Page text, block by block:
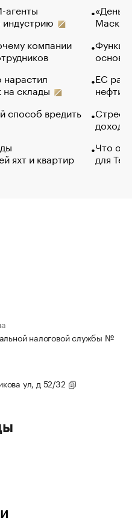
агенты
компании
нарастил
склады
способ вредить
яхт и квартир
Маск в
основ
ЕС
нефти
Что
для
налоговой службы №
ул, д 52/32